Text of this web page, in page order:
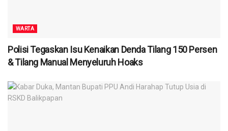
WARTA
Polisi Tegaskan Isu Kenaikan Denda Tilang 150 Persen
& Tilang Manual Menyeluruh Hoaks